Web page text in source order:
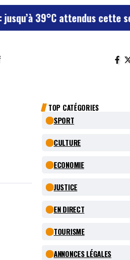
attendus cette semaine, le
TOP CATÉGORIES
SPORT
CULTURE
ECONOMIE
JUSTICE
EN DIRECT
TOURISME
ANNONCES LÉGALES